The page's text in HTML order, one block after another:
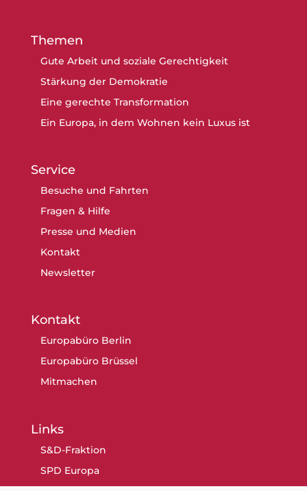
Themen
Gute Arbeit und soziale Gerechtigkeit
Stärkung der Demokratie
Eine gerechte Transformation
Ein Europa, in dem Wohnen kein Luxus ist
Service
Besuche und Fahrten
Fragen & Hilfe
Presse und Medien
Kontakt
Newsletter
Kontakt
Europabüro Berlin
Europabüro Brüssel
Mitmachen
Links
S&D-Fraktion
SPD Europa